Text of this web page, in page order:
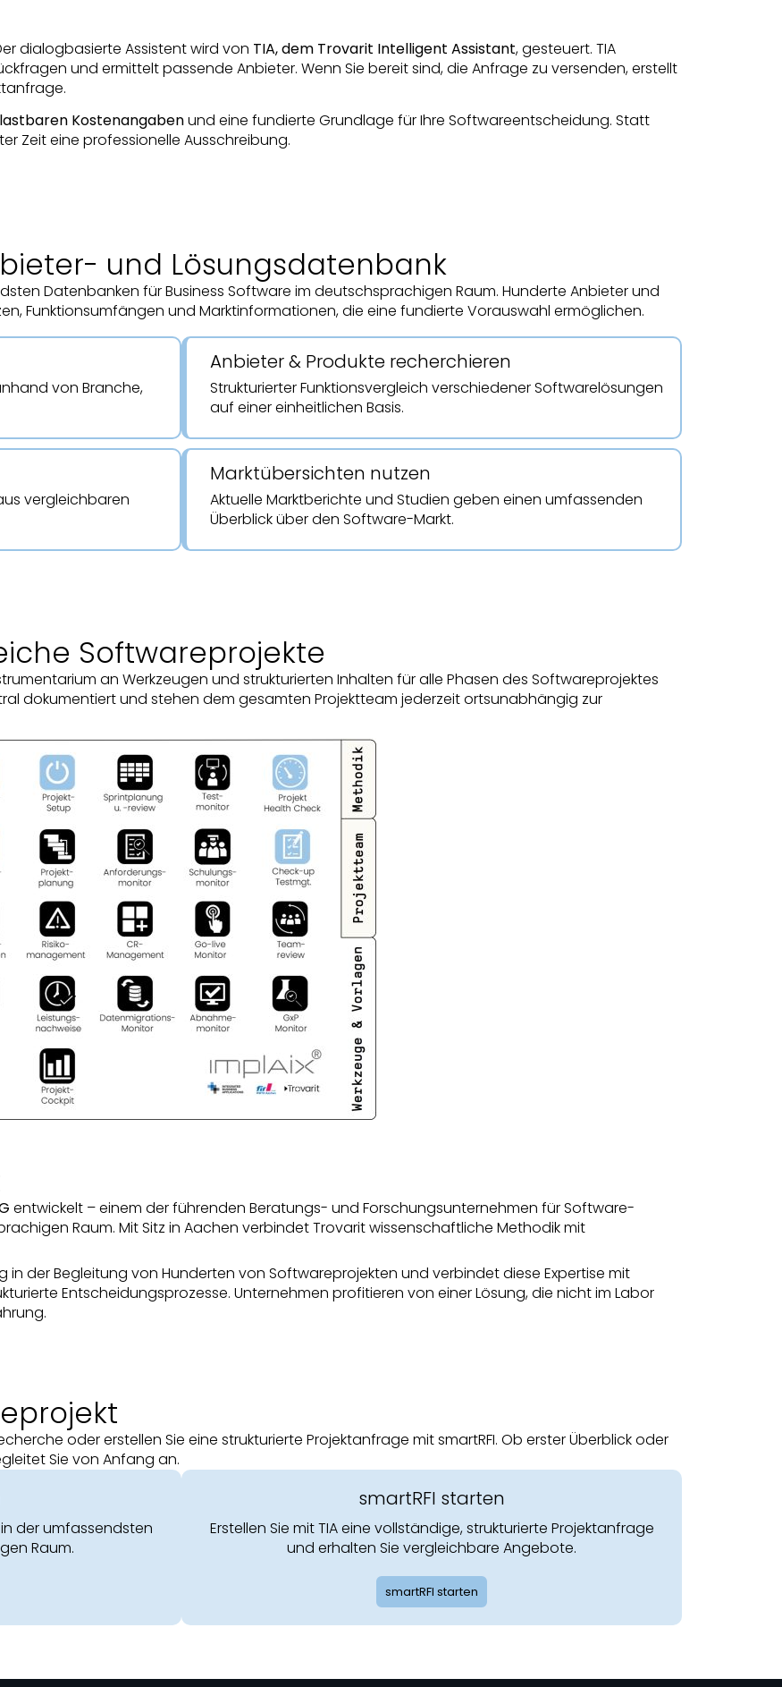
dialogbasierte Assistent wird von TIA, dem Trovarit Intelligent Assistant, gesteuert. TIA
und ermittelt passende Anbieter. Wenn Sie bereit sind, die Anfrage zu versenden, erstellt
Kostenangabenund eine fundierte Grundlage für Ihre Softwareentscheidung. Statt
Zeit eine professionelle Ausschreibung.
und Lösungsdatenbank
Datenbanken für Business Software im deutschsprachigen Raum. Hunderte Anbieter und
Funktionsumfängen und Marktinformationen, die eine fundierte Vorauswahl ermöglichen.
von Branche,
Anbieter & Produkte recherchieren
Strukturierter Funktionsvergleich verschiedener Softwarelösungen
auf einer einheitlichen Basis.
vergleichbaren
Marktübersichten nutzen
Aktuelle Marktberichte und Studien geben einen umfassenden
Überblick über den Software-Markt.
Softwareprojekte
an Werkzeugen und strukturierten Inhalten für alle Phasen des Softwareprojektes
dokumentiert und stehen dem gesamten Projektteam jederzeit ortsunabhängig zur
entwickelt – einem der führenden Beratungs- und Forschungsunternehmen für Software-
Raum. Mit Sitz in Aachen verbindet Trovarit wissenschaftliche Methodik mit
der Begleitung von Hunderten von Softwareprojekten und verbindet diese Expertise mit
Entscheidungsprozesse. Unternehmen profitieren von einer Lösung, die nicht im Labor
oder erstellen Sie eine strukturierte Projektanfrage mit smartRFI. Ob erster Überblick oder
Sie von Anfang an.
der umfassendsten
Raum.
smartRFI starten
Erstellen Sie mit TIA eine vollständige, strukturierte Projektanfrage
und erhalten Sie vergleichbare Angebote.
smartRFI starten